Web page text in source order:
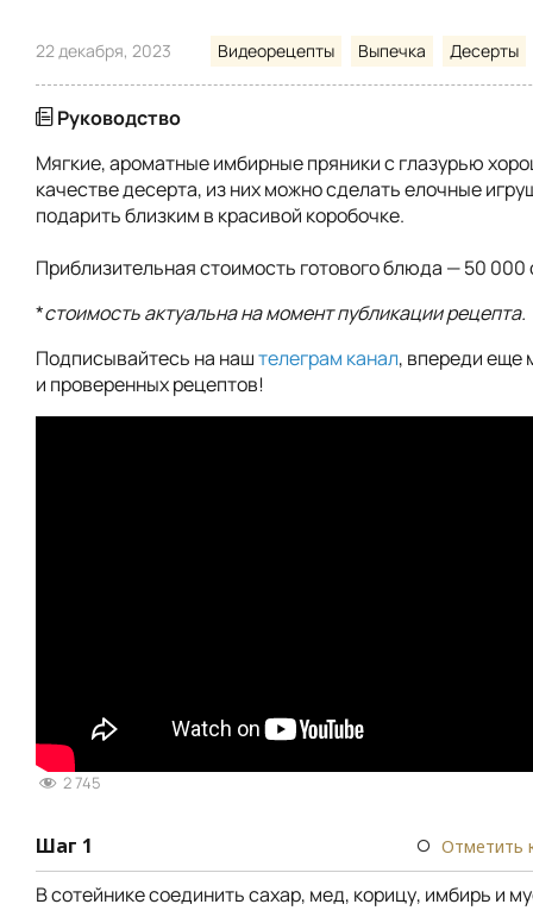
22 декабря, 2023 Видеорецепты Выпечка Десерты
Руководство
Мягкие, ароматные имбирные пряники с глазурью
качестве десерта, из них можно сделать елочные
подарить близким в красивой коробочке.
Приблизительная стоимость готового блюда — 50 000
*стоимость актуальна на момент публикации рецепта.
Подписывайтесь на наштелеграм канал, впереди еще
и проверенных рецептов!
2 745
Шаг 1 Отметить
В сотейнике соединить сахар, мед, корицу, имбирь и